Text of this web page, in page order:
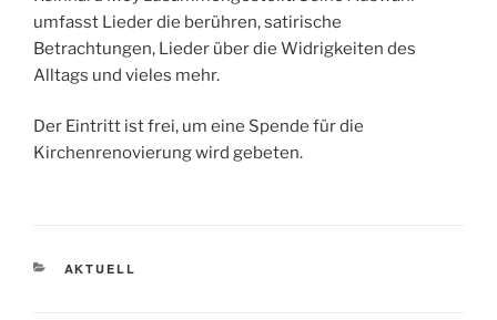
umfasst Lieder die berühren, satirische
Betrachtungen, Lieder über die Widrigkeiten des
Alltags und vieles mehr.
Der Eintritt ist frei, um eine Spende für die
Kirchenrenovierung wird gebeten.
KATEGORIEN
AKTUELL